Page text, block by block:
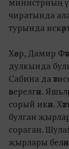
министрның
чиратында
турында
Хәер, Дамир
дулкында
Сабина да
әверелгән.
сорый икән.
булган
сораган.
җырлары